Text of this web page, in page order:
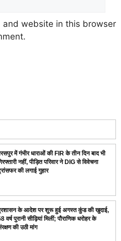
and website in this browser
में गंभीर धाराओं की FIR के तीन दिन बाद भी
नहीं, पीड़ित परिवार ने DIG से विवेचना
की लगाई गुहार
के आदेश पर शुरू हुई अगस्त कुंड की खुदाई,
वर्ष पुरानी सीढ़ियां मिलीं; पौराणिक धरोहर के
की उठी मांग